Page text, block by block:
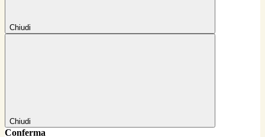
Chiudi
Chiudi
Conferma